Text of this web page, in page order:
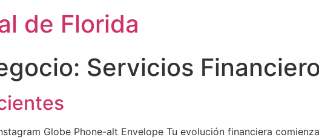
de Florida
Servicios
Globe Phone-alt Envelope Tu evolución financiera